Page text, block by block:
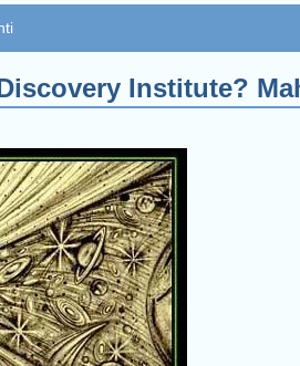
Institute?